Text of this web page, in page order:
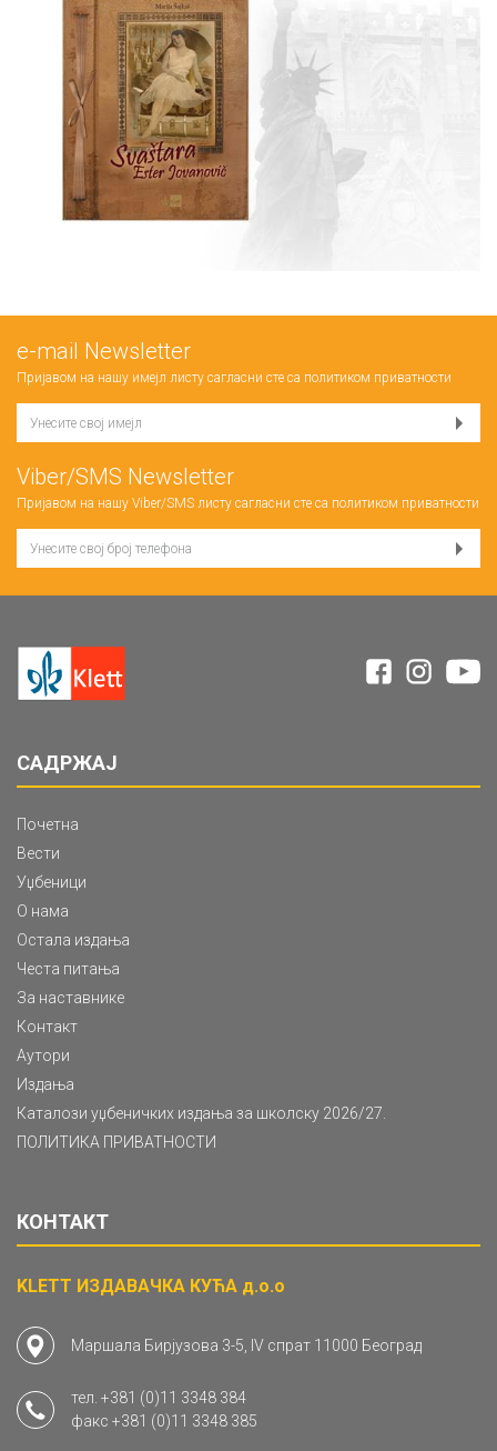
е-mail Newsletter
Пријавом на нашу имејл листу сагласни сте са политиком приватности
Viber/SMS Newsletter
Пријавом на нашу Viber/SMS листу сагласни сте са политиком приватности
САДРЖАЈ
Почетна
Вести
Уџбеници
О нама
Остала издања
Честа питања
За наставнике
Контакт
Аутори
Издања
Каталози уџбеничких издања за школску 2026/27.
ПОЛИТИКА ПРИВАТНОСТИ
КОНТАКТ
KLETT ИЗДАВАЧКА КУЋА д.о.о
Маршала Бирјузова 3-5, IV спрат 11000 Београд
тел. +381 (0)11 3348 384
факс +381 (0)11 3348 385